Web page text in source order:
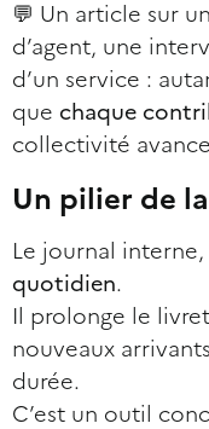
💬 Un article sur
d’agent, une
d’un service :
que chaque
collectivité
Un pilier de
Le journal interne,
quotidien.
Il prolonge le
nouveaux
durée.
C’est un outil